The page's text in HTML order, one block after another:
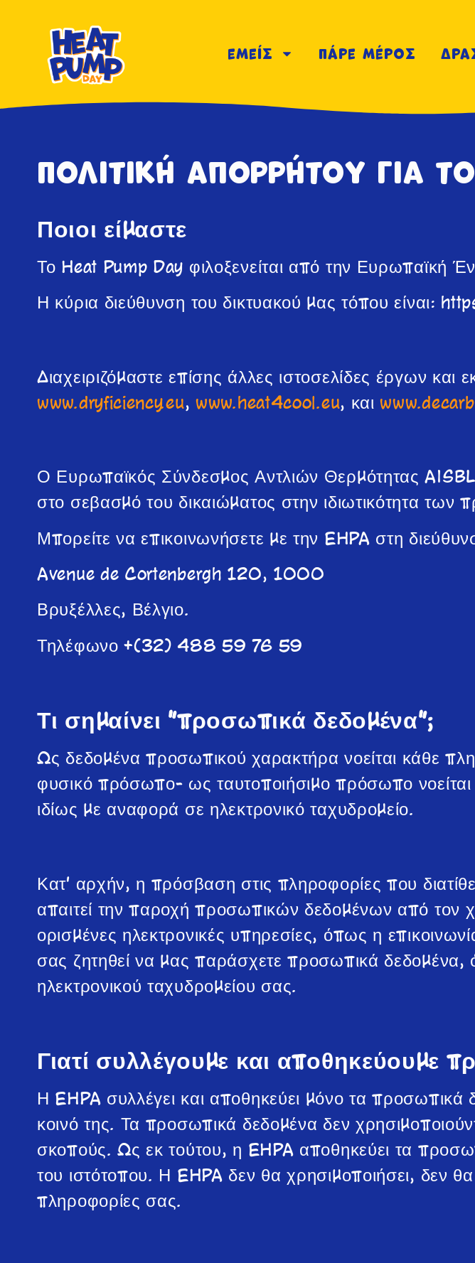
εμείς Πάρε μέρος
Πολιτική απορρήτου για
Ποιοι είμαστε
Το Heat Pump Day φιλοξενείται από την Ευρωπαϊκή
Η κύρια διεύθυνση του δικτυακού μας τόπου είναι:
Διαχειριζόμαστε επίσης άλλες ιστοσελίδες έργων
www.dryficiency.eu,www.heat4cool.eu, και
Ο Ευρωπαϊκός Σύνδεσμος Αντλιών Θερμότητας
στο σεβασμό του δικαιώματος στην ιδιωτικότητα
Μπορείτε να επικοινωνήσετε με την EHPA στη
Avenue de Cortenbergh 120, 1000
Βρυξέλλες, Βέλγιο.
Τηλέφωνο +(32) 488 59 76 59
Τι σημαίνει "προσωπικά δεδομένα";
Ως δεδομένα προσωπικού χαρακτήρα νοείται κάθε
φυσικό πρόσωπο- ως ταυτοποιήσιμο πρόσωπο
ιδίως με αναφορά σε ηλεκτρονικό ταχυδρομείο.
Κατ' αρχήν, η πρόσβαση στις πληροφορίες που
απαιτεί την παροχή προσωπικών δεδομένων από τον
ορισμένες ηλεκτρονικές υπηρεσίες, όπως η
σας ζητηθεί να μας παράσχετε προσωπικά
ηλεκτρονικού ταχυδρομείου σας.
Γιατί συλλέγουμε και αποθηκεύουμε
Η EHPA συλλέγει και αποθηκεύει μόνο τα προσωπικά
κοινό της. Τα προσωπικά δεδομένα δεν
σκοπούς. Ως εκ τούτου, η EHPA αποθηκεύει τα
του ιστότοπου. Η EHPA δεν θα χρησιμοποιήσει, δεν θα
πληροφορίες σας.